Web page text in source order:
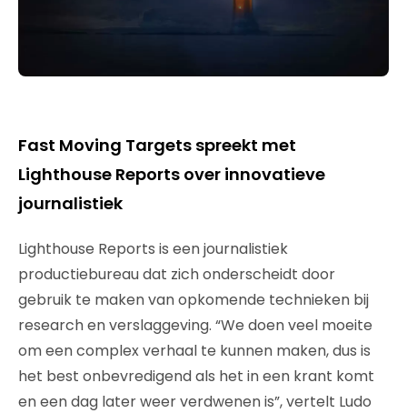
Fast Moving Targets spreekt met
Lighthouse Reports over innovatieve
journalistiek
Lighthouse Reports is een journalistiek
productiebureau dat zich onderscheidt door
gebruik te maken van opkomende technieken bij
research en verslaggeving. “We doen veel moeite
om een complex verhaal te kunnen maken, dus is
het best onbevredigend als het in een krant komt
en een dag later weer verdwenen is”, vertelt Ludo